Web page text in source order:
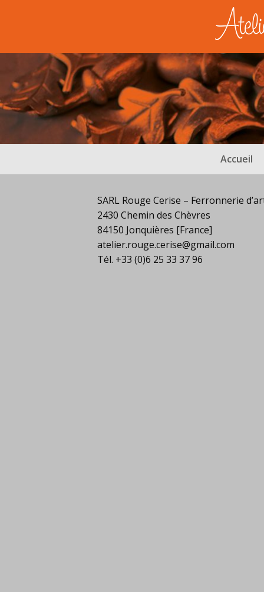
Accueil
SARL Rouge Cerise – Ferronnerie
2430 Chemin des Chèvres
84150 Jonquières [France]
atelier.rouge.cerise@gmail.com
Tél. +33 (0)6 25 33 37 96